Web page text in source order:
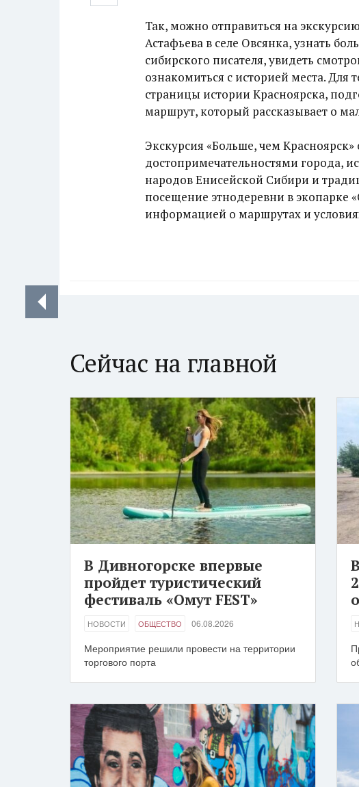
Так, можно отправиться на
Астафьева в селе Овсянка, узнать
сибирского писателя, увидеть
ознакомиться с историей места. Для
страницы истории Красноярска,
маршрут, который рассказывает о
Экскурсия «Больше, чем
достопримечательностями города,
народов Енисейской Сибири и
посещение этнодеревни в экопарке
информацией о маршрутах и
Сейчас на главной
В Дивногорске впервые
пройдет туристический
фестиваль «Омут FEST»
НОВОСТИ ОБЩЕСТВО 06.08.2026
Мероприятие решили провести на территории
торгового порта